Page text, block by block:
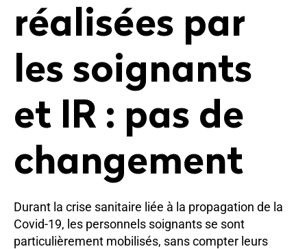
réalisées par
les soignants
et IR : pas de
changement
Durant la crise sanitaire liée à la propagation de la
Covid-19, les personnels soignants se sont
particulièrement mobilisés, sans compter leurs